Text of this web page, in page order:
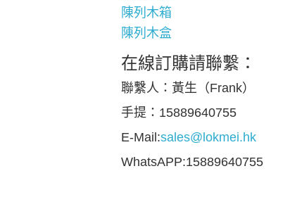
陳列木箱
陳列木盒
在線訂購請聯繫：
聯繫人：黃生（Frank）
手提：15889640755
E-Mail:sales@lokmei.hk
WhatsAPP:15889640755